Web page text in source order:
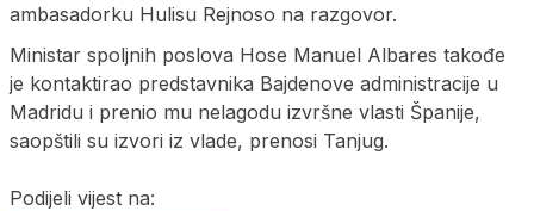
ambasadorku Hulisu Rejnoso na razgovor.
Ministar spoljnih poslova Hose Manuel Albares takođe
je kontaktirao predstavnika Bajdenove administracije u
Madridu i prenio mu nelagodu izvršne vlasti Španije,
saopštili su izvori iz vlade, prenosi Tanjug.
Podijeli vijest na: